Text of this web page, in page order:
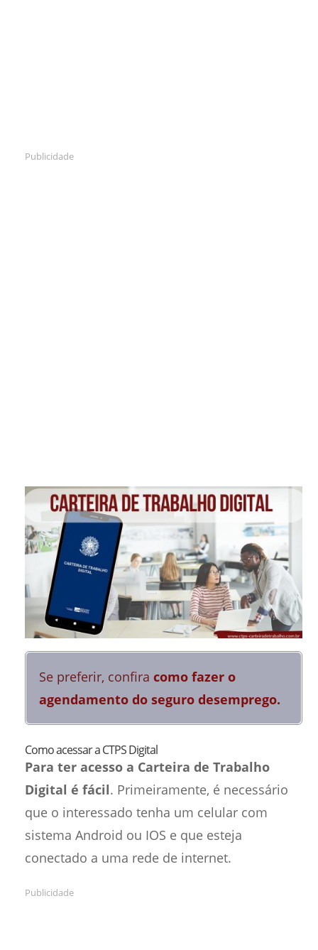
Publicidade
Se preferir, confira como fazer o
agendamento do seguro desemprego.
Como acessar a CTPS Digital
Para ter acesso a Carteira de Trabalho
Digital é fácil. Primeiramente, é necessário
que o interessado tenha um celular com
sistema Android ou IOS e que esteja
conectado a uma rede de internet.
Publicidade